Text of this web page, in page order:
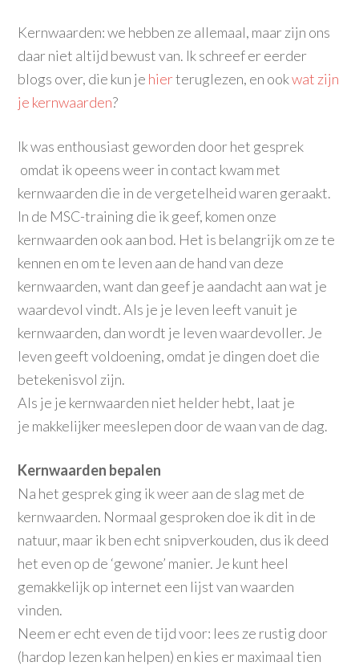
Kernwaarden: we hebben ze allemaal, maar zijn ons
daar niet altijd bewust van. Ik schreef er eerder
blogs over, die kun je hierteruglezen, en ookwat zijn
je kernwaarden?
Ik was enthousiast geworden door het gesprek
omdat ik opeens weer in contact kwam met
kernwaarden die in de vergetelheid waren geraakt.
In de MSC-training die ik geef, komen onze
kernwaarden ook aan bod. Het is belangrijk om ze te
kennen en om te leven aan de hand van deze
kernwaarden, want dan geef je aandacht aan wat je
waardevol vindt. Als je je leven leeft vanuit je
kernwaarden, dan wordt je leven waardevoller. Je
leven geeft voldoening, omdat je dingen doet die
betekenisvol zijn.
Als je je kernwaarden niet helder hebt, laat je
je makkelijker meeslepen door de waan van de dag.
Kernwaarden bepalen
Na het gesprek ging ik weer aan de slag met de
kernwaarden. Normaal gesproken doe ik dit in de
natuur, maar ik ben echt snipverkouden, dus ik deed
het even op de ‘gewone’ manier. Je kunt heel
gemakkelijk op internet een lijst van waarden
vinden.
Neem er echt even de tijd voor: lees ze rustig door
(hardop lezen kan helpen) en kies er maximaal tien